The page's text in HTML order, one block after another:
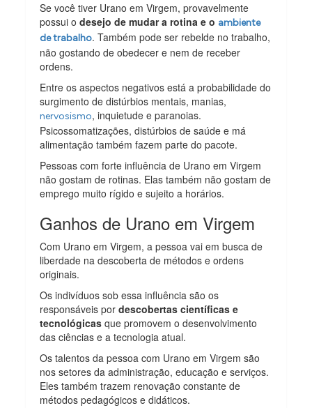
Se você tiver Urano em Virgem, provavelmente
possui odesejo de mudar a rotina e o ambiente
de trabalho. Também pode ser rebelde no trabalho,
não gostando de obedecer e nem de receber
ordens.
Entre os aspectos negativos está a probabilidade do
surgimento de distúrbios mentais, manias,
nervosismo, inquietude e paranoias.
Psicossomatizações, distúrbios de saúde e má
alimentação também fazem parte do pacote.
Pessoas com forte influência de Urano em Virgem
não gostam de rotinas. Elas também não gostam de
emprego muito rígido e sujeito a horários.
Ganhos de Urano em Virgem
Com Urano em Virgem, a pessoa vai em busca de
liberdade na descoberta de métodos e ordens
originais.
Os indivíduos sob essa influência são os
responsáveis pordescobertas científicas e
tecnológicas que promovem o desenvolvimento
das ciências e a tecnologia atual.
Os talentos da pessoa com Urano em Virgem são
nos setores da administração, educação e serviços.
Eles também trazem renovação constante de
métodos pedagógicos e didáticos.